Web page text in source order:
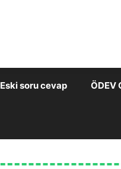
Eski soru cevap ÖDEV